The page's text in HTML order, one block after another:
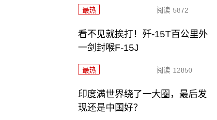
最热 阅读 5872
看不见就挨打！歼-15T百公里外
一剑封喉F-15J
最热 阅读 12850
印度满世界绕了一大圈，最后发
现还是中国好？